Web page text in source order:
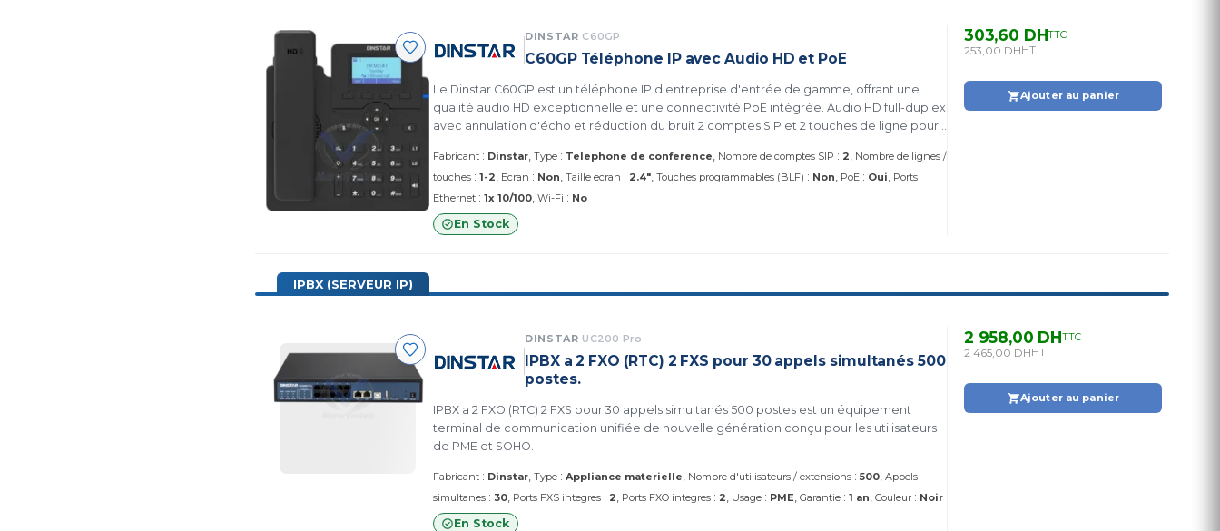
DINSTAR C60GP
C60GP Téléphone IP avec Audio HD et PoE
Le Dinstar C60GP est un téléphone IP d'entreprise d'entrée de gamme, offrant une
qualité audio HD exceptionnelle et une connectivité PoE intégrée. Audio HD full-duplex
avec annulation d'écho et réduction du bruit 2 comptes SIP et 2 touches de ligne pour
secteur Compatible 3CX, Asterisk, Yeastar, Broadsoft, FreeSWITCH et plus
Fabricant : Dinstar Type : Telephone de conference Nombre de comptes SIP : 2 Nombre de lignes /
touches : 1-2 Ecran : Non Taille ecran : 2.4" Touches programmables (BLF) : Non PoE : Oui Ports
Ethernet : 1x 10/100 Wi-Fi : No
En Stock
303,60 DHTTC
253,00 DHHT
Ajouter au panier
IPBX (SERVEUR IP)
DINSTAR UC200 Pro
IPBX a 2 FXO (RTC) 2 FXS pour 30 appels simultanés 500
postes.
IPBX a 2 FXO (RTC) 2 FXS pour 30 appels simultanés 500 postes est un équipement
terminal de communication unifiée de nouvelle génération conçu pour les utilisateurs
de PME et SOHO.
Fabricant : Dinstar Type : Appliance materielle Nombre d'utilisateurs / extensions : 500 Appels
simultanes : 30 Ports FXS integres : 2 Ports FXO integres : 2 Usage : PME Garantie : 1 an Couleur : Noir
En Stock
2 958,00 DHTTC
2 465,00 DHHT
Ajouter au panier